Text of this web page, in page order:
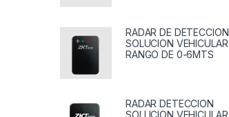
RADAR DE DETECCION
SOLUCION VEHICULAR
RANGO DE 0-6MTS
RADAR DETECCION